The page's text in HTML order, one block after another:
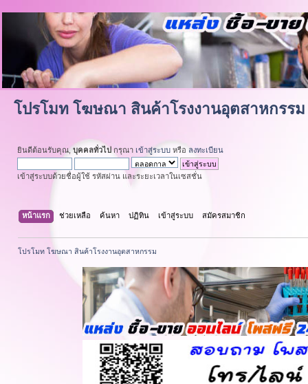
โปรโมท โฆษณา สินค้าโรงงานอุตสาหกรรม
ยินดีต้อนรับคุณ,บุคคลทั่วไปกรุณา เข้าสู่ระบบ หรือ ลงทะเบียน
เข้าสู่ระบบด้วยชื่อผู้ใช้ รหัสผ่าน และระยะเวลาในเซสชั่น
หน้าแรก ช่วยเหลือ ค้นหา ปฏิทิน เข้าสู่ระบบ สมัครสมาชิก
โปรโมท โฆษณา สินค้าโรงงานอุตสาหกรรม